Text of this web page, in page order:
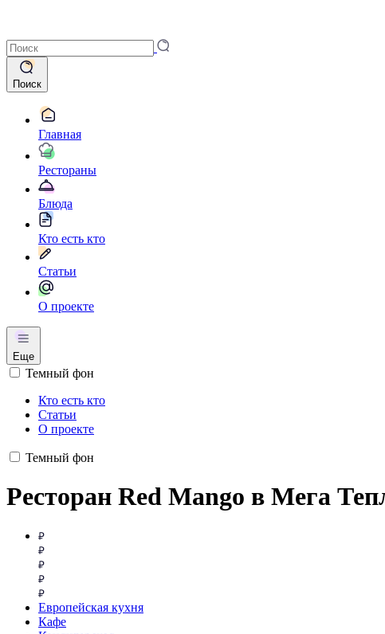
Поиск
Главная
Рестораны
Блюда
Кто есть кто
Статьи
О проекте
Еще
Темный фон
Кто есть кто
Статьи
О проекте
Темный фон
Ресторан Red Mango в Мега
Европейская кухня
Кафе